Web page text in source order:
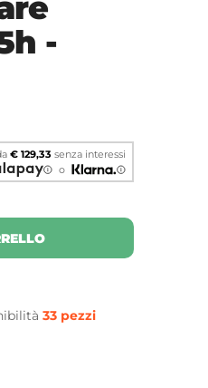
-
€ 129,33 senza interessi
o
33 pezzi